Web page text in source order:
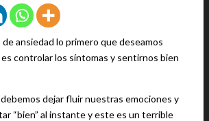
ansiedad lo primero que deseamos
controlar los síntomas y sentirnos bien
dejar fluir nuestras emociones y
“bien” al instante y este es un terrible